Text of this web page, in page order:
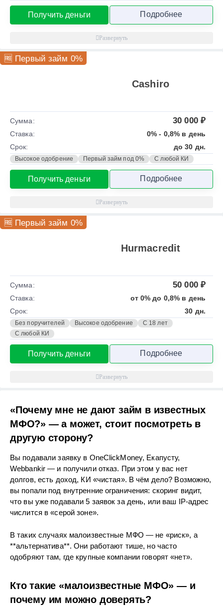
Получить деньги Подробнее
🆓 Первый займ 0%
Cashiro
Сумма: 30 000 ₽
Ставка:
0% - 0,8% в день
Срок:
до 30 дн.
Высокое одобрение Первый займ под 0% С любой КИ
Получить деньги Подробнее
🆓 Первый займ 0%
Hurmacredit
Сумма: 50 000 ₽
Ставка:
от 0% до 0,8% в день
Срок:
30 дн.
Без поручителей Высокое одобрение
С 18 лет
С любой КИ
Получить деньги Подробнее
«Почему мне не дают займ в известных
МФО?» — а может, стоит посмотреть в
другую сторону?
Вы подавали заявку в OneClickMoney, Екапусту,
Webbankir — и получили отказ. При этом у вас нет
долгов, есть доход, КИ «чистая». В чём дело? Возможно,
вы попали под внутренние ограничения: скоринг видит,
что вы уже подавали 5 заявок за день, или ваш IP-адрес
числится в «серой зоне».
В таких случаях малоизвестные МФО — не «риск», а
**альтернатива**. Они работают тише, но часто
одобряют там, где крупные компании говорят «нет».
Кто такие «малоизвестные МФО» — и
почему им можно доверять?